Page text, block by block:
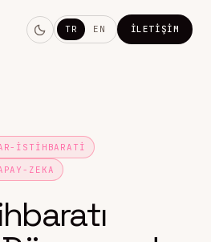
TR EN İLETIŞIM
ISTIHBARATI
ZEKA